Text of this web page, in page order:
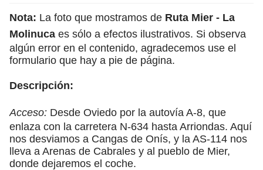
Nota: La foto que mostramos de Ruta Mier - La
Molinuca es sólo a efectos ilustrativos. Si observa
algún error en el contenido, agradecemos use el
formulario que hay a pie de página.
Descripción:
Acceso: Desde Oviedo por la autovía A-8, que
enlaza con la carretera N-634 hasta Arriondas. Aquí
nos desviamos a Cangas de Onís, y la AS-114 nos
lleva a Arenas de Cabrales y al pueblo de Mier,
donde dejaremos el coche.